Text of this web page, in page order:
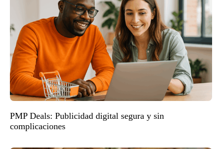
PMP Deals: Publicidad digital segura y sin
complicaciones